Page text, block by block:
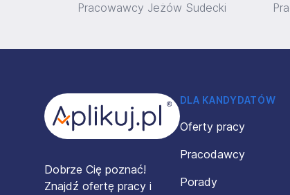
Pracowawcy Jeżów Sudecki
Dobrze Cię poznać!
Znajdź ofertę pracy i
DLA KANDYDATÓW
Oferty pracy
Pracodawcy
Porady